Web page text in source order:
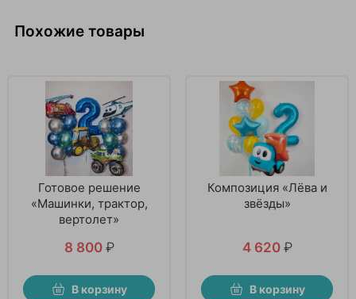
Похожие товары
Готовое решение
«Машинки, трактор,
вертолет»
8 800 ₽
В корзину
Композиция «Лёва и
звёзды»
4 620 ₽
В корзину